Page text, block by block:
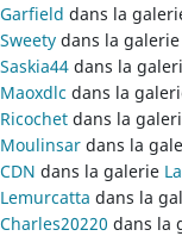
Garfield dans la
Sweety dans la galerie
Saskia44 dans la
Maoxdlc dans la
Ricochet dans la
Moulinsar dans la
CDN dans la galerie
Lemurcatta dans la
Charles20220 dans la